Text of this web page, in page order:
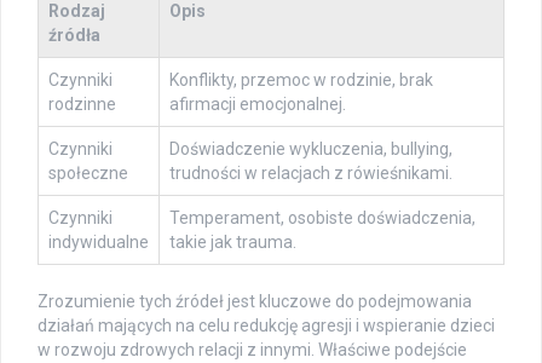
Rodzaj
źródła
Opis
Czynniki
rodzinne
Konflikty, przemoc w rodzinie, brak
afirmacji emocjonalnej.
Czynniki
społeczne
Doświadczenie wykluczenia, bullying,
trudności w relacjach z rówieśnikami.
Czynniki
indywidualne
Temperament, osobiste doświadczenia,
takie jak trauma.
Zrozumienie tych źródeł jest kluczowe do podejmowania
działań mających na celu redukcję agresji i wspieranie dzieci
w rozwoju zdrowych relacji z innymi. Właściwe podejście